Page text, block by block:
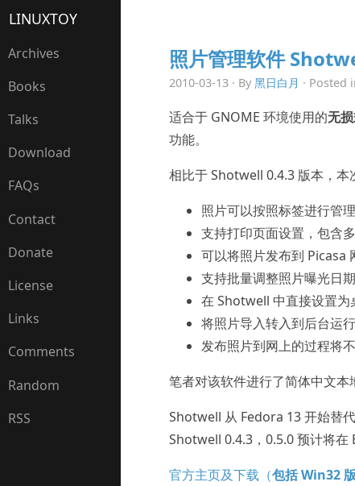
LINUXTOY
Archives
Books
Talks
Download
FAQs
Contact
Donate
License
Links
Comments
Random
RSS
照片管理软件
2010-03-13 · By 黑日白月 · Posted
适合于 GNOME 环境使用的无
功能。
相比于 Shotwell 0.4.3 版本，本
照片可以按照标签进行管理
支持打印页面设置，包含
可以将照片发布到 Picasa
支持批量调整照片曝光日
在 Shotwell 中直接设置为
将照片导入转入到后台运
发布照片到网上的过程将
笔者对该软件进行了简体中文本
Shotwell 从 Fedora 13 开始替
Shotwell 0.4.3，0.5.0 预计将在
官方主页及下载（包括 Win32